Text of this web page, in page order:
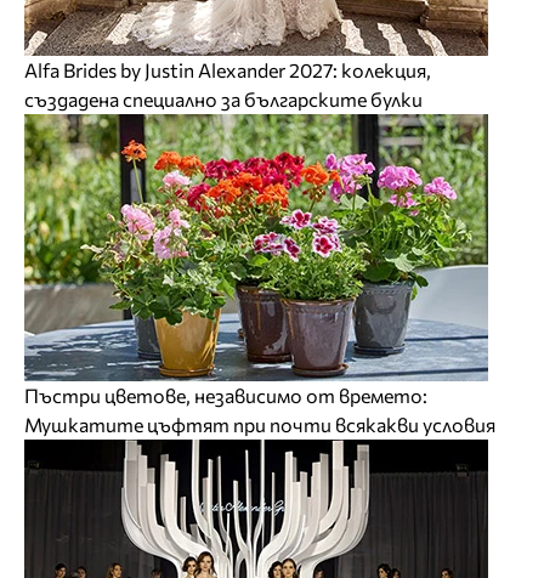
Alfa Brides by Justin Alexander 2027: колекция,
създадена специално за българските булки
Пъстри цветове, независимо от времето:
Мушкатите цъфтят при почти всякакви условия